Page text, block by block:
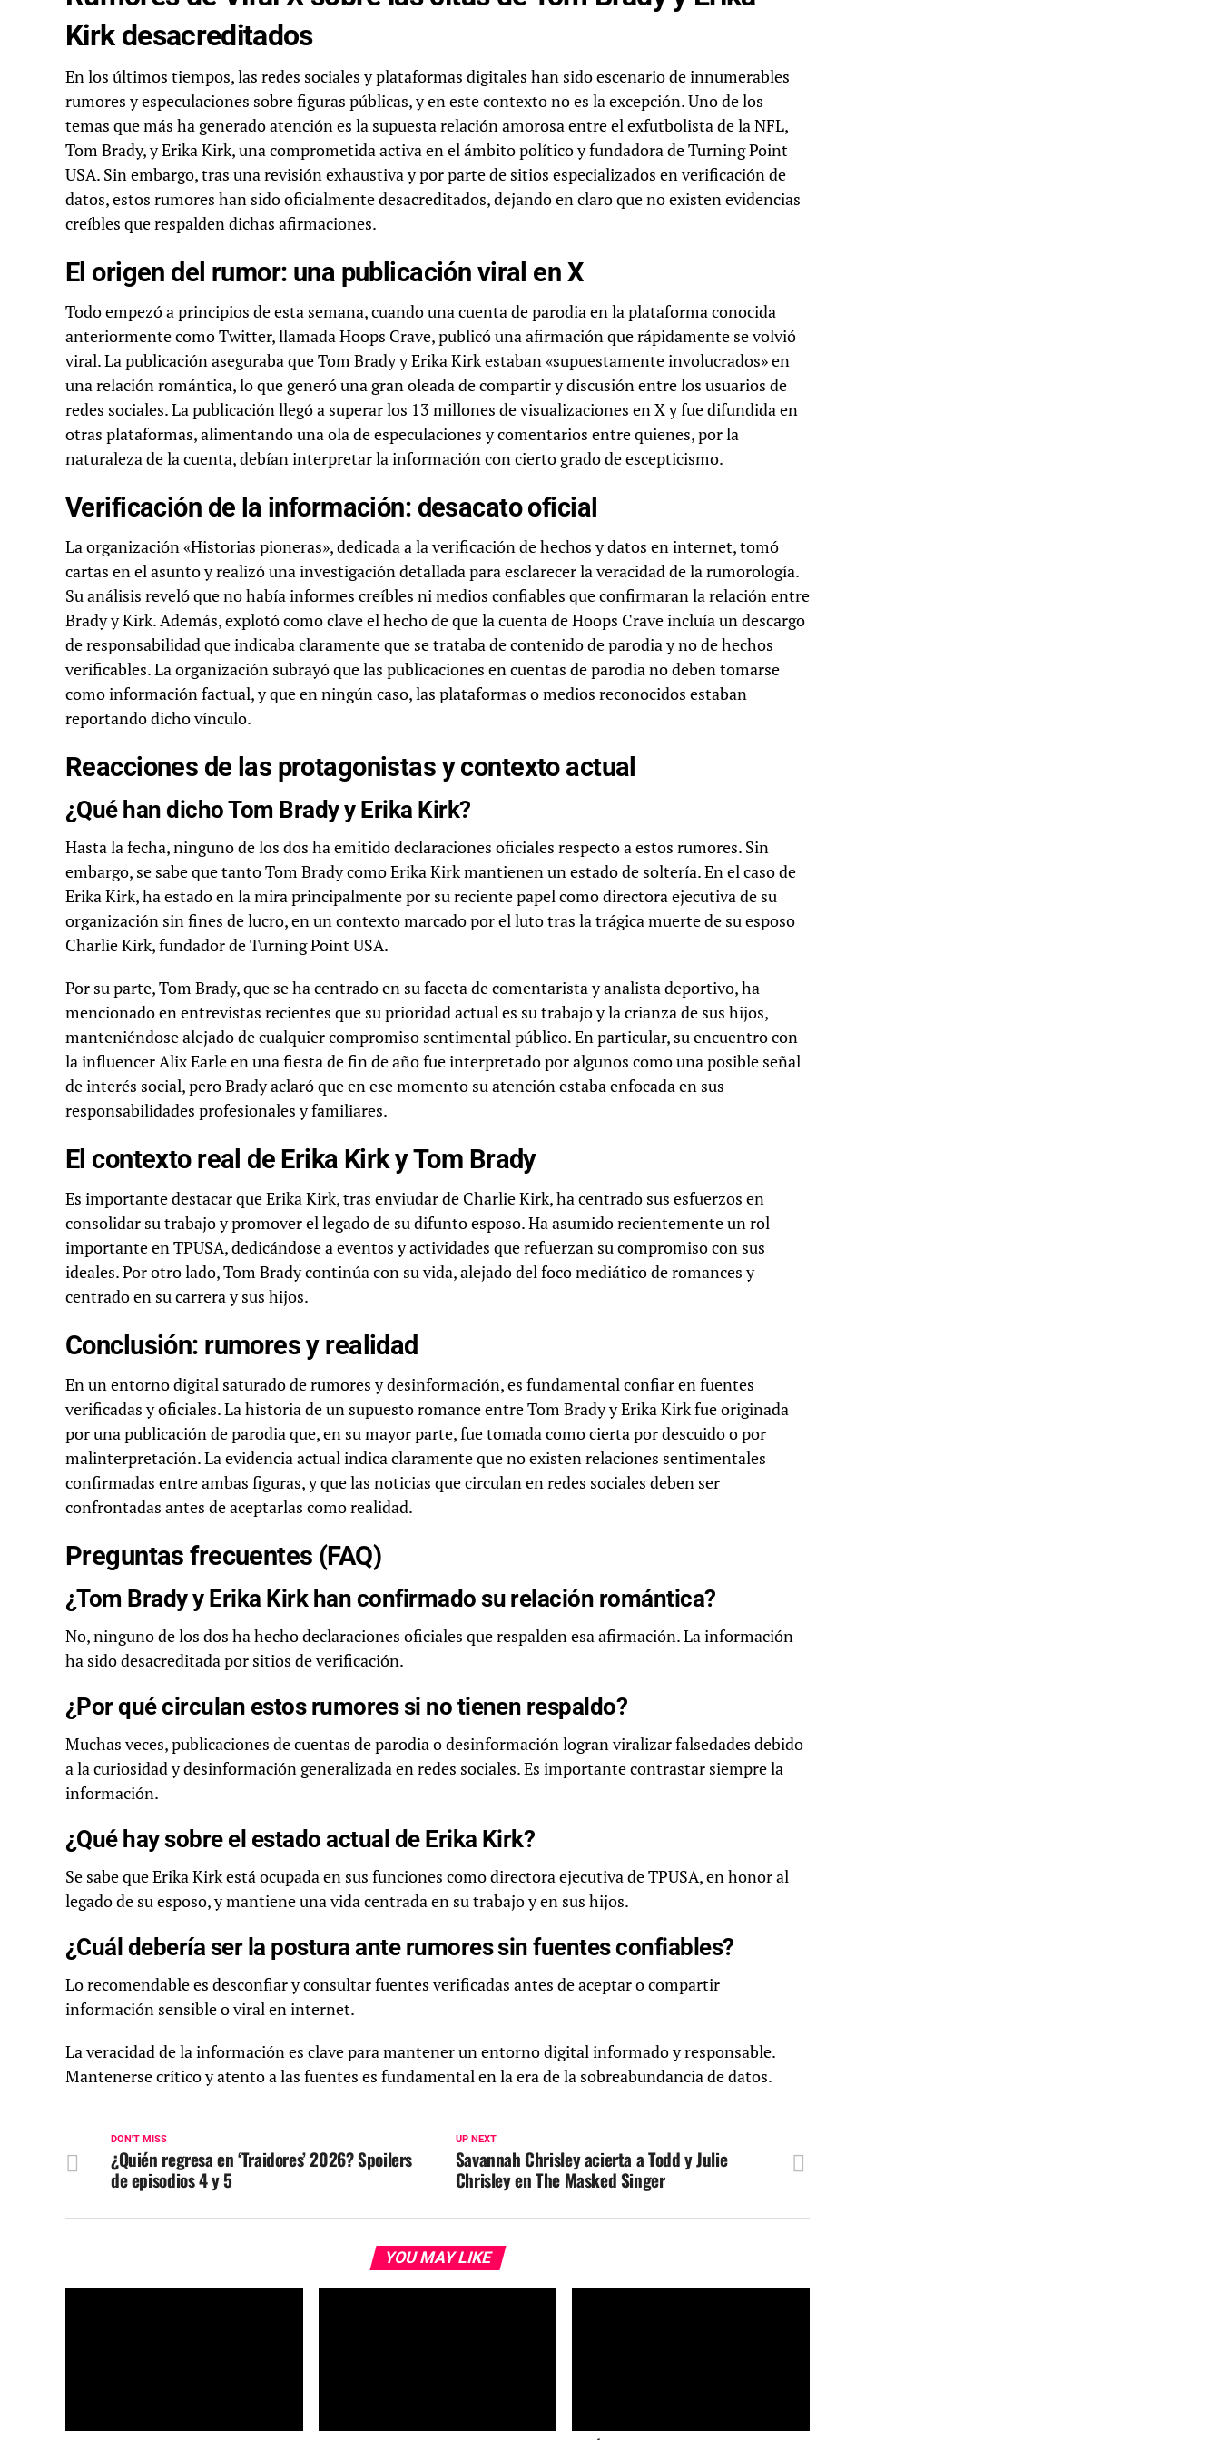
Kirk desacreditados
En los últimos tiempos, las redes sociales y plataformas digitales han sido escenario de innumerables
rumores y especulaciones sobre figuras públicas, y en este contexto no es la excepción. Uno de los
temas que más ha generado atención es la supuesta relación amorosa entre el exfutbolista de la NFL,
Tom Brady, y Erika Kirk, una comprometida activa en el ámbito político y fundadora de Turning Point
USA. Sin embargo, tras una revisión exhaustiva y por parte de sitios especializados en verificación de
datos, estos rumores han sido oficialmente desacreditados, dejando en claro que no existen evidencias
creíbles que respalden dichas afirmaciones.
El origen del rumor: una publicación viral en X
Todo empezó a principios de esta semana, cuando una cuenta de parodia en la plataforma conocida
anteriormente como Twitter, llamada Hoops Crave, publicó una afirmación que rápidamente se volvió
viral. La publicación aseguraba que Tom Brady y Erika Kirk estaban «supuestamente involucrados» en
una relación romántica, lo que generó una gran oleada de compartir y discusión entre los usuarios de
redes sociales. La publicación llegó a superar los 13 millones de visualizaciones en X y fue difundida en
otras plataformas, alimentando una ola de especulaciones y comentarios entre quienes, por la
naturaleza de la cuenta, debían interpretar la información con cierto grado de escepticismo.
Verificación de la información: desacato oficial
La organización «Historias pioneras», dedicada a la verificación de hechos y datos en internet, tomó
cartas en el asunto y realizó una investigación detallada para esclarecer la veracidad de la rumorología.
Su análisis reveló que no había informes creíbles ni medios confiables que confirmaran la relación entre
Brady y Kirk. Además, explotó como clave el hecho de que la cuenta de Hoops Crave incluía un descargo
de responsabilidad que indicaba claramente que se trataba de contenido de parodia y no de hechos
verificables. La organización subrayó que las publicaciones en cuentas de parodia no deben tomarse
como información factual, y que en ningún caso, las plataformas o medios reconocidos estaban
reportando dicho vínculo.
Reacciones de las protagonistas y contexto actual
¿Qué han dicho Tom Brady y Erika Kirk?
Hasta la fecha, ninguno de los dos ha emitido declaraciones oficiales respecto a estos rumores. Sin
embargo, se sabe que tanto Tom Brady como Erika Kirk mantienen un estado de soltería. En el caso de
Erika Kirk, ha estado en la mira principalmente por su reciente papel como directora ejecutiva de su
organización sin fines de lucro, en un contexto marcado por el luto tras la trágica muerte de su esposo
Charlie Kirk, fundador de Turning Point USA.
Por su parte, Tom Brady, que se ha centrado en su faceta de comentarista y analista deportivo, ha
mencionado en entrevistas recientes que su prioridad actual es su trabajo y la crianza de sus hijos,
manteniéndose alejado de cualquier compromiso sentimental público. En particular, su encuentro con
la influencer Alix Earle en una fiesta de fin de año fue interpretado por algunos como una posible señal
de interés social, pero Brady aclaró que en ese momento su atención estaba enfocada en sus
responsabilidades profesionales y familiares.
El contexto real de Erika Kirk y Tom Brady
Es importante destacar que Erika Kirk, tras enviudar de Charlie Kirk, ha centrado sus esfuerzos en
consolidar su trabajo y promover el legado de su difunto esposo. Ha asumido recientemente un rol
importante en TPUSA, dedicándose a eventos y actividades que refuerzan su compromiso con sus
ideales. Por otro lado, Tom Brady continúa con su vida, alejado del foco mediático de romances y
centrado en su carrera y sus hijos.
Conclusión: rumores y realidad
En un entorno digital saturado de rumores y desinformación, es fundamental confiar en fuentes
verificadas y oficiales. La historia de un supuesto romance entre Tom Brady y Erika Kirk fue originada
por una publicación de parodia que, en su mayor parte, fue tomada como cierta por descuido o por
malinterpretación. La evidencia actual indica claramente que no existen relaciones sentimentales
confirmadas entre ambas figuras, y que las noticias que circulan en redes sociales deben ser
confrontadas antes de aceptarlas como realidad.
Preguntas frecuentes (FAQ)
¿Tom Brady y Erika Kirk han confirmado su relación romántica?
No, ninguno de los dos ha hecho declaraciones oficiales que respalden esa afirmación. La información
ha sido desacreditada por sitios de verificación.
¿Por qué circulan estos rumores si no tienen respaldo?
Muchas veces, publicaciones de cuentas de parodia o desinformación logran viralizar falsedades debido
a la curiosidad y desinformación generalizada en redes sociales. Es importante contrastar siempre la
información.
¿Qué hay sobre el estado actual de Erika Kirk?
Se sabe que Erika Kirk está ocupada en sus funciones como directora ejecutiva de TPUSA, en honor al
legado de su esposo, y mantiene una vida centrada en su trabajo y en sus hijos.
¿Cuál debería ser la postura ante rumores sin fuentes confiables?
Lo recomendable es desconfiar y consultar fuentes verificadas antes de aceptar o compartir
información sensible o viral en internet.
La veracidad de la información es clave para mantener un entorno digital informado y responsable.
Mantenerse crítico y atento a las fuentes es fundamental en la era de la sobreabundancia de datos.
UP NEXT
Savannah Chrisley acierta a Todd y Julie
Chrisley en The Masked Singer
DON'T MISS
¿Quién regresa en ‘Traidores’ 2026? Spoilers
de episodios 4 y 5
YOU MAY LIKE